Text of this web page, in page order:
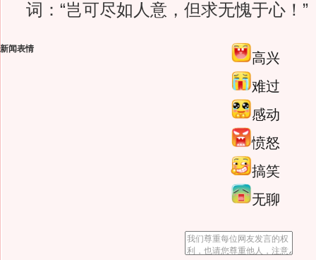
词：“岂可尽如人意，但求无愧于心！”
新闻表情
高兴
难过
感动
愤怒
搞笑
无聊